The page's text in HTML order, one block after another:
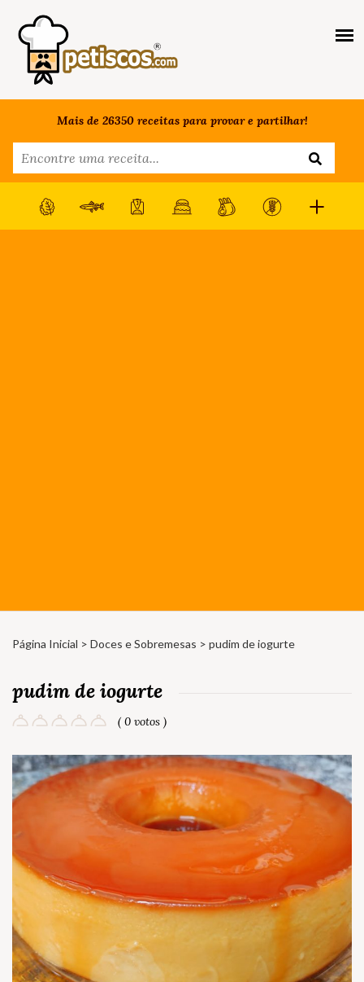
Mais de 26350 receitas para provar e partilhar!
Página Inicial > Doces e Sobremesas > pudim de iogurte
pudim de iogurte
( 0 votos )